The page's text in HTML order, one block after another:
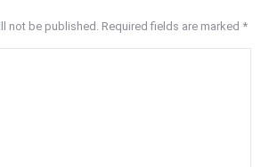
not be published. Required fields are marked *